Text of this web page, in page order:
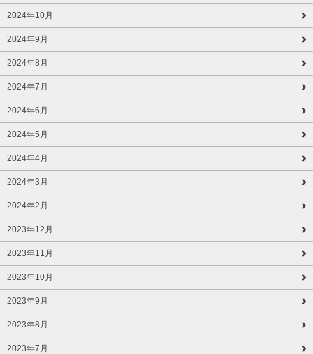
2024年10月
2024年9月
2024年8月
2024年7月
2024年6月
2024年5月
2024年4月
2024年3月
2024年2月
2023年12月
2023年11月
2023年10月
2023年9月
2023年8月
2023年7月